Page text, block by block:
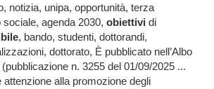
notizia, unipa, opportunità, terza
agenda 2030, obiettivi di
, bando, studenti, dottorandi,
dottorato, È pubblicato nell’Albo
n. 3255 del 01/09/2025 ...
attenzione alla promozione degli